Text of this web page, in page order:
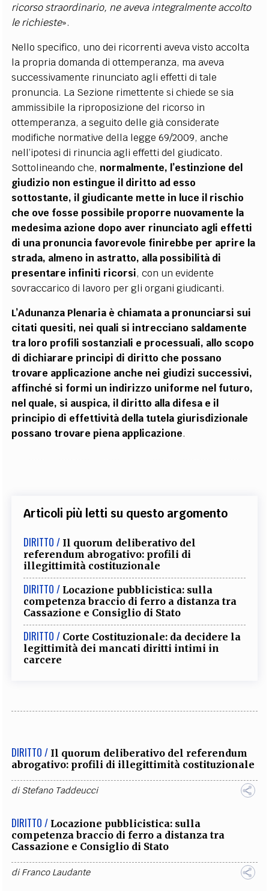
ricorso straordinario, ne aveva integralmente accolto
le richieste».
Nello specifico, uno dei ricorrenti aveva visto accolta
la propria domanda di ottemperanza, ma aveva
successivamente rinunciato agli effetti di tale
pronuncia. La Sezione rimettente si chiede se sia
ammissibile la riproposizione del ricorso in
ottemperanza, a seguito delle già considerate
modifiche normative della legge 69/2009, anche
nell’ipotesi di rinuncia agli effetti del giudicato.
Sottolineando che, normalmente, l’estinzione del
giudizio non estingue il diritto ad esso
sottostante, il giudicante mette in luce il rischio
che ove fosse possibile proporre nuovamente la
medesima azione dopo aver rinunciato agli effetti
di una pronuncia favorevole finirebbe per aprire la
strada, almeno in astratto, alla possibilità di
presentare infiniti ricorsi, con un evidente
sovraccarico di lavoro per gli organi giudicanti.
L’Adunanza Plenaria è chiamata a pronunciarsi sui
citati quesiti, nei quali si intrecciano saldamente
tra loro profili sostanziali e processuali, allo scopo
di dichiarare principi di diritto che possano
trovare applicazione anche nei giudizi successivi,
affinché si formi un indirizzo uniforme nel futuro,
nel quale, si auspica, il diritto alla difesa e il
principio di effettività della tutela giurisdizionale
possano trovare piena applicazione.
Articoli più letti su questo argomento
DIRITTO / Il quorum deliberativo del
referendum abrogativo: profili di
illegittimità costituzionale
DIRITTO / Locazione pubblicistica: sulla
competenza braccio di ferro a distanza tra
Cassazione e Consiglio di Stato
DIRITTO / Corte Costituzionale: da decidere la
legittimità dei mancati diritti intimi in
carcere
DIRITTO / Il quorum deliberativo del referendum
abrogativo: profili di illegittimità costituzionale
diStefano Taddeucci
DIRITTO / Locazione pubblicistica: sulla
competenza braccio di ferro a distanza tra
Cassazione e Consiglio di Stato
diFranco Laudante